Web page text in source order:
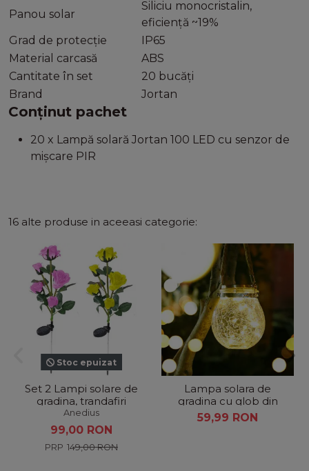
Panou solar
Siliciu monocristalin,
eficiență ~19%
Grad de protecție
IP65
Material carcasă
ABS
Cantitate în set
20 bucăți
Brand
Jortan
Conținut pachet
20 x Lampă solară Jortan 100 LED cu senzor de
mișcare PIR
16 alte produse in aceeasi categorie:
Stoc epuizat
Set 2 Lampi solare de
gradina, trandafiri
artificiali, 71cm, Galben
Anedius
99,00 RON
149,00 RON
Lampa solara de
gradina cu glob din
sticla grapata si
agatatoare
59,99 RON